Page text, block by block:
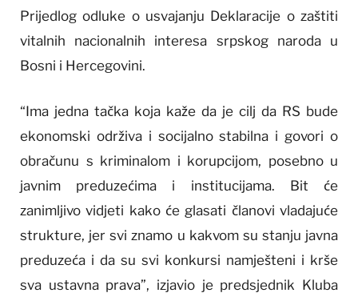
Prijedlog odluke o usvajanju Deklaracije o zaštiti
vitalnih nacionalnih interesa srpskog naroda u
Bosni i Hercegovini.
“Ima jedna tačka koja kaže da je cilj da RS bude
ekonomski održiva i socijalno stabilna i govori o
obračunu s kriminalom i korupcijom, posebno u
javnim preduzećima i institucijama. Bit će
zanimljivo vidjeti kako će glasati članovi vladajuće
strukture, jer svi znamo u kakvom su stanju javna
preduzeća i da su svi konkursi namješteni i krše
sva ustavna prava”, izjavio je predsjednik Kluba